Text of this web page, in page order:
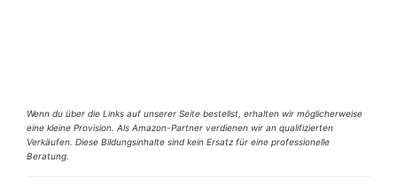
Wenn du über die Links auf unserer Seite bestellst, erhalten wir möglicherweise
eine kleine Provision. Als Amazon-Partner verdienen wir an qualifizierten
Verkäufen. Diese Bildungsinhalte sind kein Ersatz für eine professionelle
Beratung.